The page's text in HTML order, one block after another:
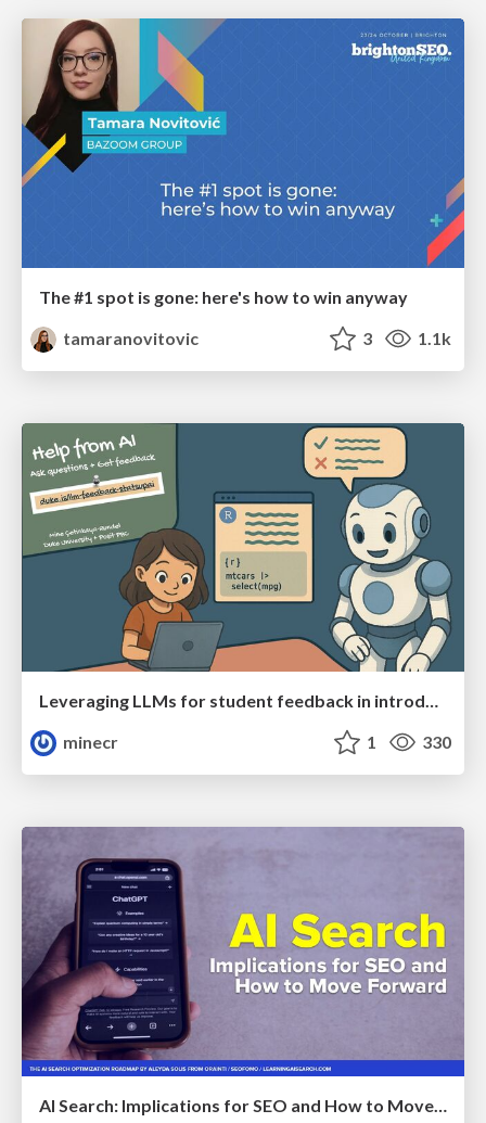
The #1 spot is gone: here's how to win anyway
tamaranovitovic
3 1.1k
Leveraging LLMs for student feedback in introductory data science courses - posit::conf(2025)
minecr
1 330